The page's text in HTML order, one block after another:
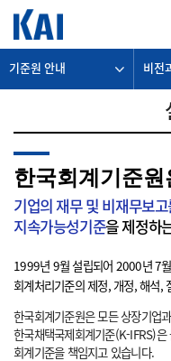
기준원 안내 비전
한국회계기준원
기업의 재무 및 비재무보
지속가능성기준을 제정하
1999년 9월 설립되어 2000년 7
회계처리기준의 제정, 개정, 해석,
한국회계기준원은 모든 상장기업
한국채택국제회계기준(K-IFRS)은
회계기준을 책임지고 있습니다.